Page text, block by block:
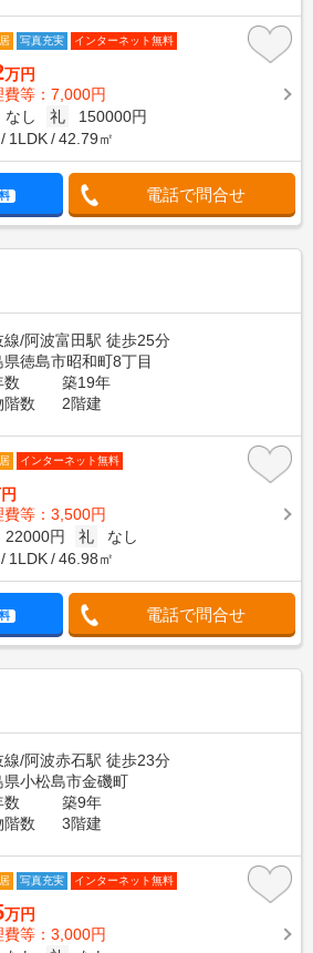
写真充実 インターネット無料
万円
費等：7,000円
なし 礼
150000円
1LDK 42.79㎡
電話で問合せ
線/阿波富田駅 徒歩25分
県徳島市昭和町8丁目
数
築19年
階数
2階建
インターネット無料
費等：3,500円
22000円 礼
なし
1LDK 46.98㎡
電話で問合せ
線/阿波赤石駅 徒歩23分
県小松島市金磯町
数
築9年
階数
3階建
写真充実 インターネット無料
万円
費等：3,000円